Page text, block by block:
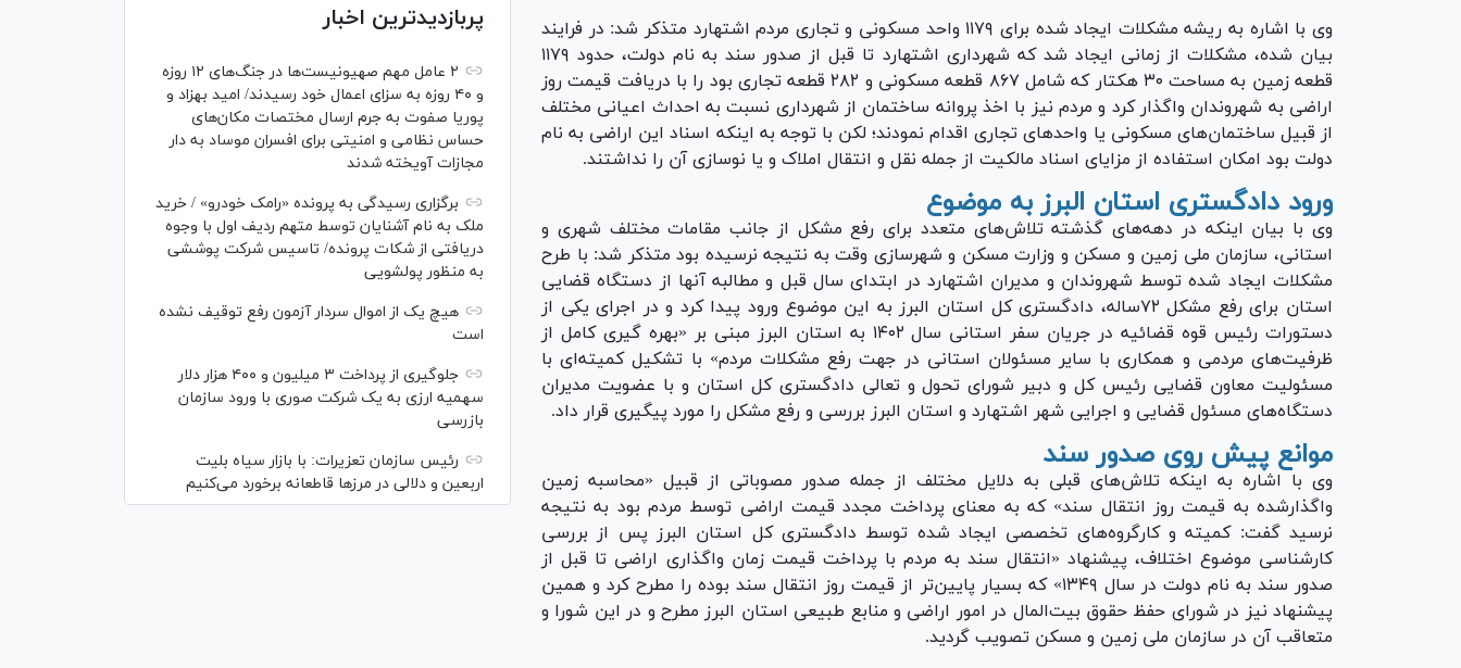
وی با اشاره به ریشه مشکلات ایجاد شده برای ۱۱۷۹ واحد مسکونی و تجاری مردم اشتهارد متذکر شد: در فرایند
بیان شده، مشکلات از زمانی ایجاد شد که شهرداری اشتهارد تا قبل از صدور سند به نام دولت، حدود ۱۱۷۹
قطعه زمین به مساحت ۳۰ هکتار که شامل ۸۶۷ قطعه مسکونی و ۲۸۲ قطعه تجاری بود را با دریافت قیمت روز
اراضی به شهروندان واگذار کرد و مردم نیز با اخذ پروانه ساختمان از شهرداری نسبت به احداث اعیانی مختلف
از قبیل ساختمان‌های مسکونی یا واحد‌های تجاری اقدام نمودند؛ لکن با توجه به اینکه اسناد این اراضی به نام
دولت بود امکان استفاده از مزایای اسناد مالکیت از جمله نقل و انتقال املاک و یا نوسازی آن را نداشتند.
ورود دادگستری استان البرز به موضوع
وی با بیان اینکه در دهه‌های گذشته تلاش‌های متعدد برای رفع مشکل از جانب مقامات مختلف شهری و
استانی، سازمان ملی زمین و مسکن و وزارت مسکن و شهرسازی وقت به نتیجه نرسیده بود متذکر شد: با طرح
مشکلات ایجاد شده توسط شهروندان و مدیران اشتهارد در ابتدای سال قبل و مطالبه آنها از دستگاه قضایی
استان برای رفع مشکل ۷۲ساله، دادگستری کل استان البرز به این موضوع ورود پیدا کرد و در اجرای یکی از
دستورات رئیس قوه قضائیه در جریان سفر استانی سال ۱۴۰۲ به استان البرز مبنی بر «بهره گیری کامل از
ظرفیت‌های مردمی و همکاری با سایر مسئولان استانی در جهت رفع مشکلات مردم» با تشکیل کمیته‌ای با
مسئولیت معاون قضایی رئیس کل و دبیر شورای تحول و تعالی دادگستری کل استان و با عضویت مدیران
دستگاه‌های مسئول قضایی و اجرایی شهر اشتهارد و استان البرز بررسی و رفع مشکل را مورد پیگیری قرار داد.
موانع پیش روی صدور سند
وی با اشاره به اینکه تلاش‌های قبلی به دلایل مختلف از جمله صدور مصوباتی از قبیل «محاسبه زمین
واگذارشده به قیمت روز انتقال سند» که به معنای پرداخت مجدد قیمت اراضی توسط مردم بود به نتیجه
نرسید گفت: کمیته و کارگروه‌های تخصصی ایجاد شده توسط دادگستری کل استان البرز پس از بررسی
کارشناسی موضوع اختلاف، پیشنهاد «انتقال سند به مردم با پرداخت قیمت زمان واگذاری اراضی تا قبل از
صدور سند به نام دولت در سال ۱۳۴۹» که بسیار پایین‌تر از قیمت روز انتقال سند بوده را مطرح کرد و همین
پیشنهاد نیز در شورای حفظ حقوق بیت‌المال در امور اراضی و منابع طبیعی استان البرز مطرح و در این شورا و
متعاقب آن در سازمان ملی زمین و مسکن تصویب گردید.
پربازدیدترین اخبار
۲ عامل مهم صهیونیست‌ها در جنگ‌های ۱۲ روزه
و ۴۰ روزه به سزای اعمال خود رسیدند/ امید بهزاد و
پوریا صفوت به جرم ارسال مختصات مکان‌های
حساس نظامی و امنیتی برای افسران موساد به دار
مجازات آویخته شدند
برگزاری رسیدگی به پرونده «رامک خودرو» / خرید
ملک به نام آشنایان توسط متهم ردیف اول با وجوه
دریافتی از شکات پرونده/ تاسیس شرکت پوششی
به منظور پولشویی
هیچ یک از اموال سردار آزمون رفع توقیف نشده
است
جلوگیری از پرداخت ۳ میلیون و ۴۰۰ هزار دلار
سهمیه ارزی به یک شرکت صوری با ورود سازمان
بازرسی
رئیس سازمان تعزیرات: با بازار سیاه بلیت
اربعین و دلالی در مرز‌ها قاطعانه برخورد می‌کنیم